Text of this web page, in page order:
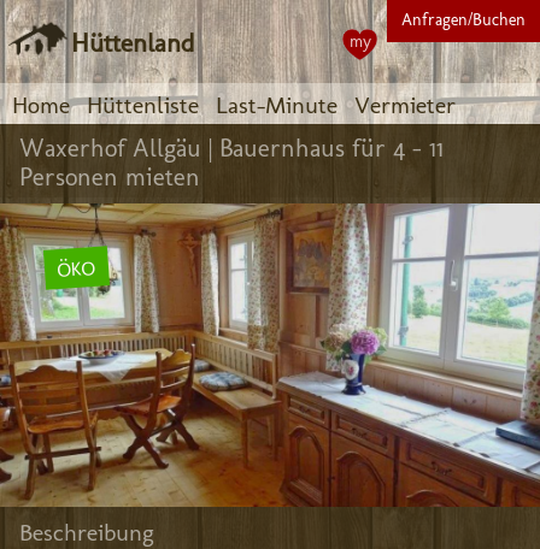
Hüttenland
Home Hüttenliste Last-Minute Vermieter
Anfragen/Buchen
my
Waxerhof Allgäu | Bauernhaus für 4 - 11
Personen mieten
ÖKO
Beschreibung